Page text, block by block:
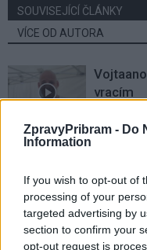
ZpravyPribram - Do
Information
If you wish to opt-out of
processing of your
targeted advertising by
section to confirm your
opt-out request is
SOUVISEJÍCÍ ČLÁNKY
VÍCE OD AUTORA
vracím
Rozhovory
říká
Drážkov